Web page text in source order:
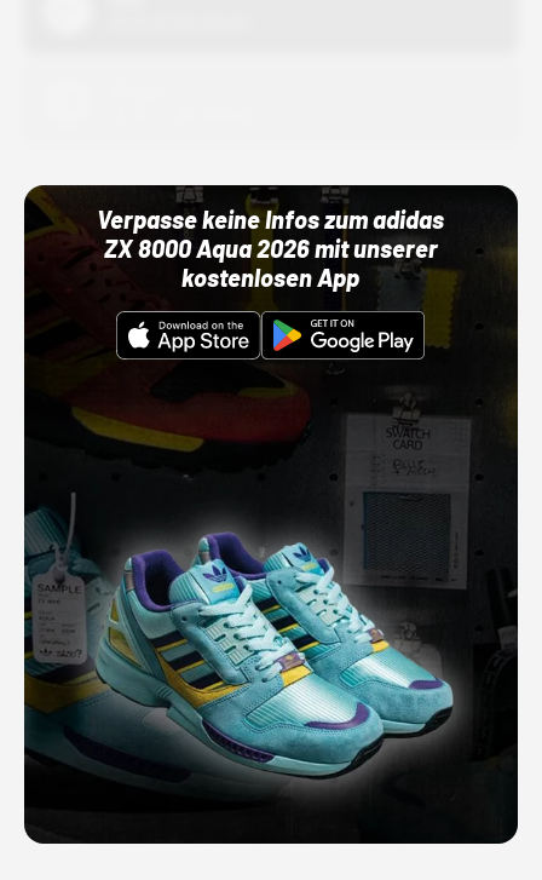
Verpasse keine Infos zum adidas
ZX 8000 Aqua 2026 mit unserer
kostenlosen App